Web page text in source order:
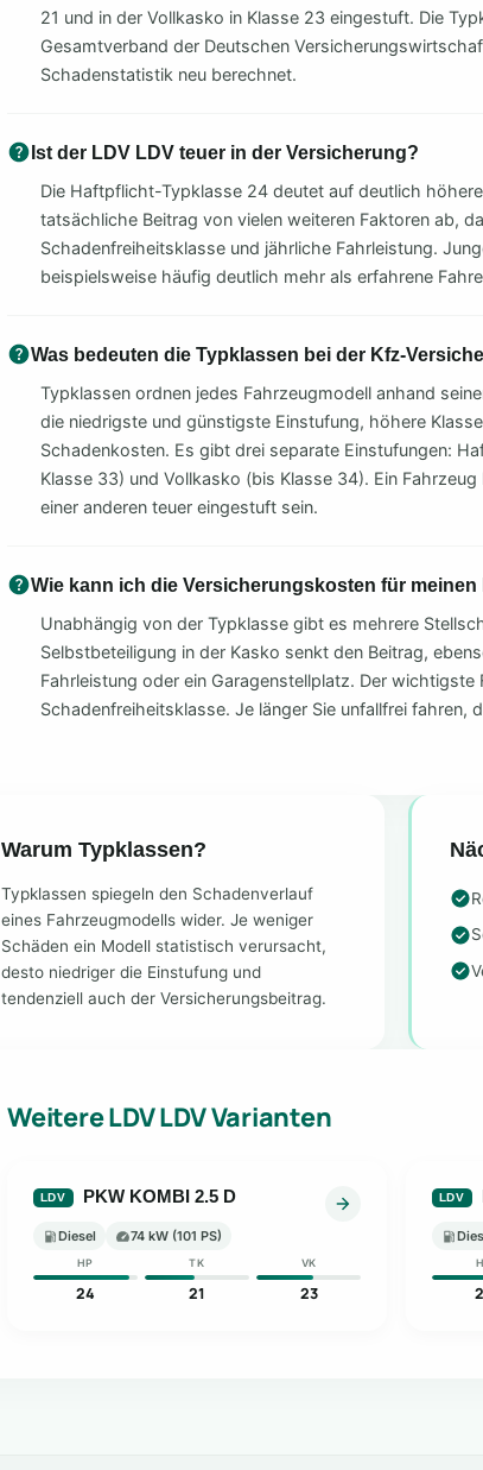
21 und in der Vollkasko in Klasse 23 eingestuft. Die
Gesamtverband der Deutschen
Schadenstatistik neu berechnet.
Ist der LDV LDV teuer in der Versicherung?
Die Haftpflicht-Typklasse 24 deutet auf deutlich
tatsächliche Beitrag von vielen weiteren Faktoren ab,
Schadenfreiheitsklasse und jährliche Fahrleistung.
beispielsweise häufig deutlich mehr als erfahrene
Was bedeuten die Typklassen bei der Kfz-
Typklassen ordnen jedes Fahrzeugmodell anhand
die niedrigste und günstigste Einstufung, höhere
Schadenkosten. Es gibt drei separate Einstufungen:
Klasse 33) und Vollkasko (bis Klasse 34). Ein
einer anderen teuer eingestuft sein.
Wie kann ich die Versicherungskosten für meinen
Unabhängig von der Typklasse gibt es mehrere
Selbstbeteiligung in der Kasko senkt den Beitrag,
Fahrleistung oder ein Garagenstellplatz. Der wichtigste
Schadenfreiheitsklasse. Je länger Sie unfallfrei fahren,
Warum Typklassen?
Typklassen spiegeln den Schadenverlauf
eines Fahrzeugmodells wider. Je weniger
Schäden ein Modell statistisch verursacht,
desto niedriger die Einstufung und
tendenziell auch der Versicherungsbeitrag.
Weitere LDV LDV Varianten
LDV PKW KOMBI 2.5 D
Diesel 74 kW (101 PS)
HP
24
TK
21
VK
23
LDV